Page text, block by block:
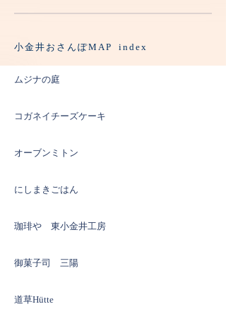
小金井おさんぽMAP index
ムジナの庭
コガネイチーズケーキ
オーブンミトン
にしまきごはん
珈琲や 東小金井工房
御菓子司 三陽
道草Hütte